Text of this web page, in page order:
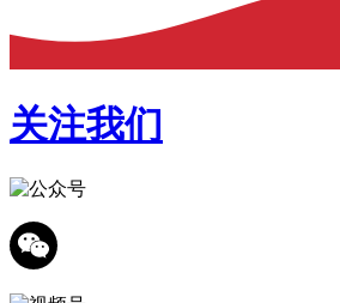
关注我们